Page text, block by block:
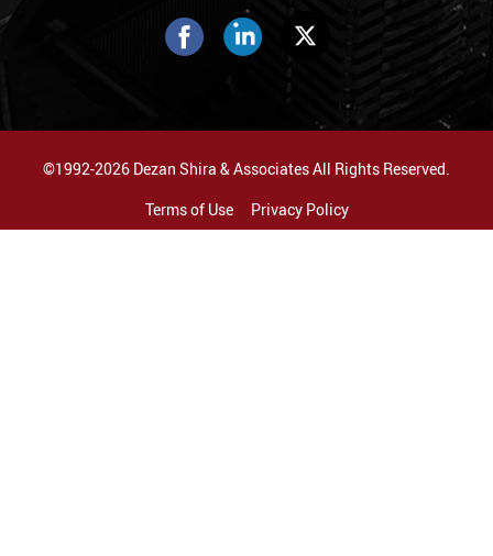
©1992-2026 Dezan Shira & Associates All Rights Reserved.
Terms of Use
Privacy Policy